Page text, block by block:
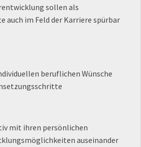
sollen als
auch im Feld der Karriere spürbar
beruflichen Wünsche
mit ihren persönlichen
auseinander